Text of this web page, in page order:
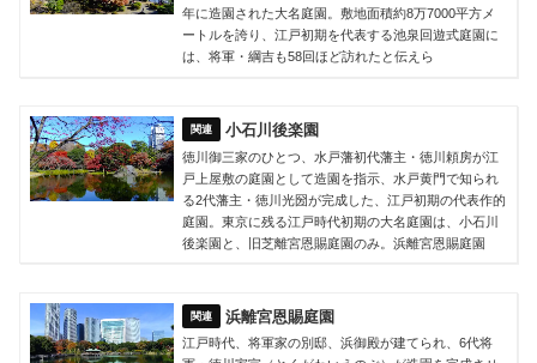
年に造園された大名庭園。敷地面積約8万7000平方メ
ートルを誇り、江戸初期を代表する池泉回遊式庭園に
は、将軍・綱吉も58回ほど訪れたと伝えら
小石川後楽園
徳川御三家のひとつ、水戸藩初代藩主・徳川頼房が江
戸上屋敷の庭園として造園を指示、水戸黄門で知られ
る2代藩主・徳川光圀が完成した、江戸初期の代表作的
庭園。東京に残る江戸時代初期の大名庭園は、小石川
後楽園と、旧芝離宮恩賜庭園のみ。浜離宮恩賜庭園
浜離宮恩賜庭園
江戸時代、将軍家の別邸、浜御殿が建てられ、6代将